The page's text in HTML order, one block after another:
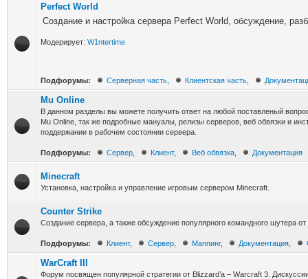
Perfect World
Создание и настройка сервера Perfect World, обсуждение,
Модерирует: W1ntertime
Подфорумы: Серверная часть Клиентская часть
Mu Online
В данном разделы вы можете получить ответ на любой поставленый
Mu Online, так же подробные мануалы, релизы серверов, веб обвязки и
поддержании в рабочем состоянии сервера.
Подфорумы: Сервер Клиент, Веб обвязка Документация
Minecraft
Установка, настройка и управление игровым сервером Minecraft.
Counter Strike
Создание сервера, а также обсуждение популярного командного шутера от
Подфорумы: Клиент, Сервер Маппинг, Документация
WarCraft III
Форум посвящен популярной стратегии от Blizzard’a – Warcraft 3.